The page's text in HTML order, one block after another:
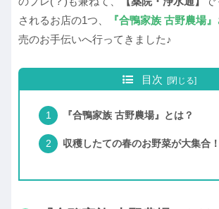
されるお店の1つ、
『合鴨家族 古野農場
売のお手伝いへ行ってきました♪
目次
『合鴨家族 古野農場』とは？
収穫したての春のお野菜が大集合！